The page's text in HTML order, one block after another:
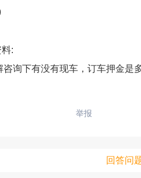
:
询下有没有现车，订车押金是
举报
回答问
二维码即刻上传手机相册